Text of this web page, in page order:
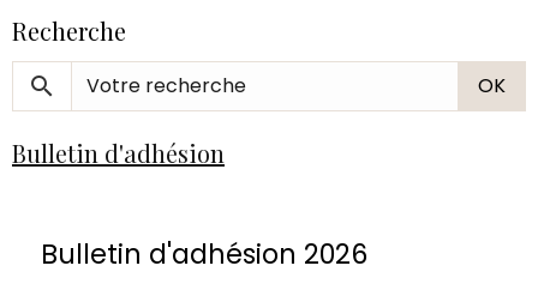
Recherche
OK
Bulletin d'adhésion
Bulletin d'adhésion 2026